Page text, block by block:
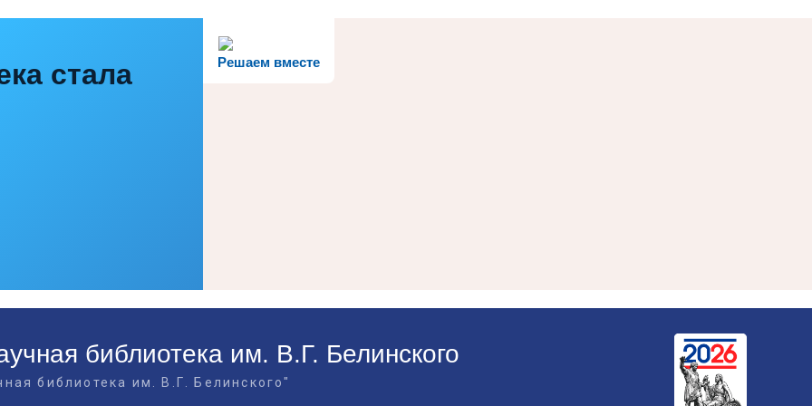
Решаем вместе
стала
библиотека им. В.Г. Белинского
библиотека им. В.Г. Белинского"